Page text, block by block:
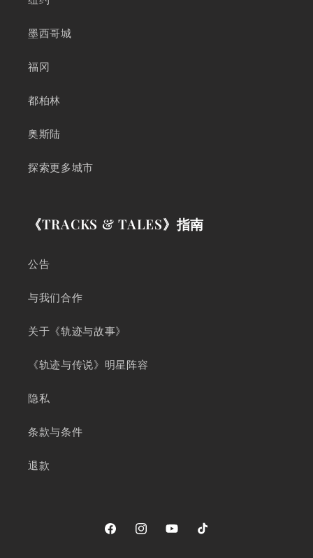
墨西哥城
福冈
都柏林
奥斯陆
探索更多城市
《TRACKS & TALES》指南
公告
与我们合作
关于《轨迹与故事》
《轨迹与传说》明星阵容
隐私
条款与条件
退款
FacebookInstagramYouTubeTikTok